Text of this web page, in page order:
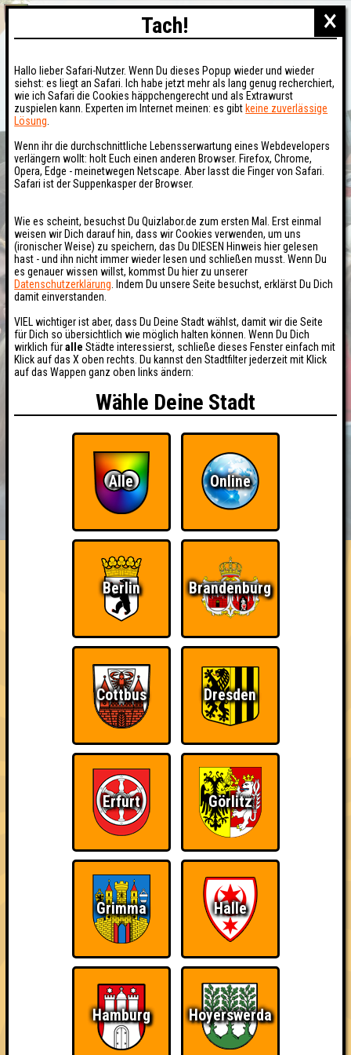
HIGHSCORE RESERVIERUNG
FAQ ÜBER UNS
Seitenquiz Berlin #30
This is SEITENQUIZ! · 29.01.2015 · Alte Kantine /
Punkte Angemeldete Teams
1. Die Lurchis
14
10 37
2. Herrengedeck
7 33
3. Exilspasemacken
13 9 32
×
Tach!
Hallo lieber Safari-Nutzer. Wenn Du dieses Popup wieder und wieder
siehst: es liegt an Safari. Ich habe jetzt mehr als lang genug recherchiert,
wie ich Safari die Cookies häppchengerecht und als Extrawurst
zuspielen kann. Experten im Internet meinen: es gibt keine zuverlässige
Lösung
Wenn ihr die durchschnittliche Lebensserwartung eines Webdevelopers
verlängern wollt: holt Euch einen anderen Browser. Firefox, Chrome,
Opera, Edge - meinetwegen Netscape. Aber lasst die Finger von Safari.
Safari ist der Suppenkasper der Browser.
Wie es scheint, besuchst Du Quizlabor.de zum ersten Mal. Erst einmal
weisen wir Dich darauf hin, dass wir Cookies verwenden, um uns
(ironischer Weise) zu speichern, das Du DIESEN Hinweis hier gelesen
hast - und ihn nicht immer wieder lesen und schließen musst. Wenn Du
es genauer wissen willst, kommst Du hier zu unserer
Datenschutzerklärung . Indem Du unsere Seite besuchst, erklärst Du Dich
damit einverstanden.
VIEL wichtiger ist aber, dass Du Deine Stadt wählst, damit wir die Seite
für Dich so übersichtlich wie möglich halten können. Wenn Du Dich
wirklich füralle Städte interessierst, schließe dieses Fenster einfach mit
Klick auf das X oben rechts. Du kannst den Stadtfilter jederzeit mit Klick
auf das Wappen ganz oben links ändern:
Wähle Deine Stadt
Alle Online
Berlin Brandenburg
Cottbus Dresden
Erfurt Görlitz
Grimma Halle
Hamburg Hoyerswerda